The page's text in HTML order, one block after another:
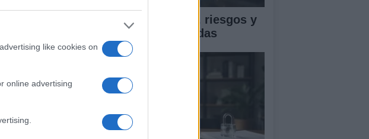
like cookies on
online advertising
los
erróneos.
Ética en IA: marcos, riesgos y
mitigaciones aplicadas